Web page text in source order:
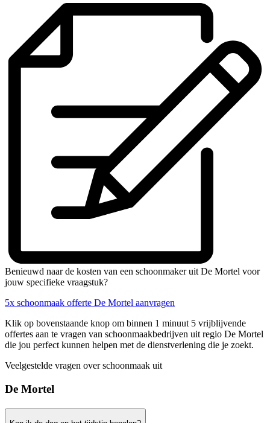
Benieuwd naar de kosten van een schoonmaker uit De Mortel voor
jouw specifieke vraagstuk?
5x schoonmaak offerte De Mortel aanvragen
Klik op bovenstaande knop om binnen 1 minuut 5 vrijblijvende
offertes aan te vragen van schoonmaakbedrijven uit regio De Mortel
die jou perfect kunnen helpen met de dienstverlening die je zoekt.
Veelgestelde vragen over schoonmaak uit
De Mortel